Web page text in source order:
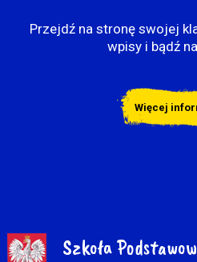
Przejdź na stronę swojej
wpisy i bądź
Więcej
Szkoła